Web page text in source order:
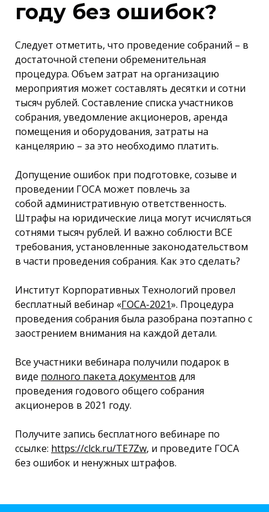
году без ошибок?
Следует отметить, что проведение собраний – в
достаточной степени обременительная
процедура. Объем затрат на организацию
мероприятия может составлять десятки и сотни
тысяч рублей. Составление списка участников
собрания, уведомление акционеров, аренда
помещения и оборудования, затраты на
канцелярию – за это необходимо платить.
Допущение ошибок при подготовке, созыве и
проведении ГОСА может повлечь за
собой административную ответственность.
Штрафы на юридические лица могут исчисляться
сотнями тысяч рублей. И важно соблюсти ВСЕ
требования, установленные законодательством
в части проведения собрания. Как это сделать?
Институт Корпоративных Технологий провел
бесплатный вебинар «ГОСА-2021». Процедура
проведения собрания была разобрана поэтапно с
заострением внимания на каждой детали.
Все участники вебинара получили подарок в
виде полного пакета документов для
проведения годового общего собрания
акционеров в 2021 году.
Получите запись бесплатного вебинаре по
ссылке: https://clck.ru/TE7Zw, и проведите ГОСА
без ошибок и ненужных штрафов.